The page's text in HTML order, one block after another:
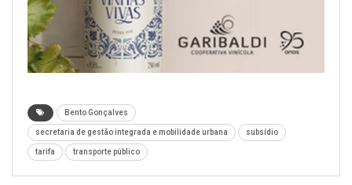
Bento Gonçalves
secretaria de gestão integrada e mobilidade urbana subsídio
tarifa transporte público